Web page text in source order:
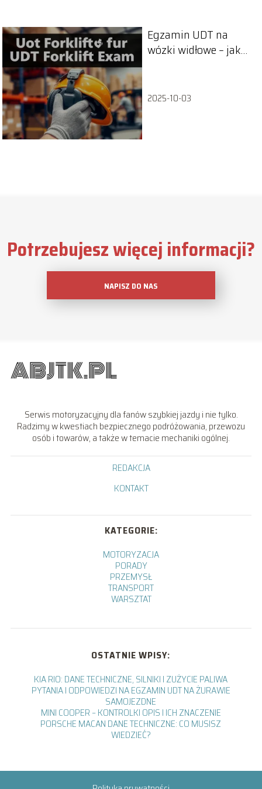
Egzamin UDT na
wózki widłowe – jak
2025-10-03
Potrzebujesz więcej informacji?
NAPISZ DO NAS
Serwis motoryzacyjny dla fanów szybkiej jazdy i nie tylko.
Radzimy w kwestiach bezpiecznego podróżowania, przewozu
osób i towarów, a także w temacie mechaniki ogólnej.
REDAKCJA
KONTAKT
KATEGORIE:
MOTORYZACJA
PORADY
PRZEMYSŁ
TRANSPORT
WARSZTAT
OSTATNIE WPISY:
KIA RIO: DANE TECHNICZNE, SILNIKI I ZUŻYCIE PALIWA
PYTANIA I ODPOWIEDZI NA EGZAMIN UDT NA ŻURAWIE
SAMOJEZDNE
MINI COOPER – KONTROLKI OPIS I ICH ZNACZENIE
PORSCHE MACAN DANE TECHNICZNE: CO MUSISZ
WIEDZIEĆ?